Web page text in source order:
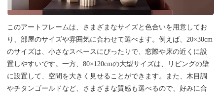
このアートフレームは、さまざまなサイズと色合いを用意してお
り、部屋のサイズや雰囲気に合わせて選べます。例えば、20×30cm
のサイズは、小さなスペースにぴったりで、窓際や床の近くに設
置しやすいです。一方、80×120cmの大型サイズは、リビングの壁
に設置して、空間を大きく見せることができます。また、木目調
やチタンゴールドなど、さまざまな質感も選べるので、好みに合